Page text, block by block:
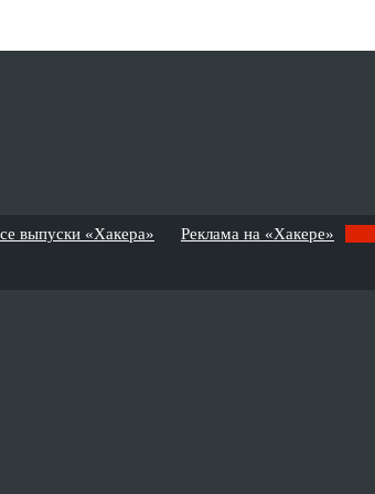
выпуски «Хакера» Реклама на «Хакере»